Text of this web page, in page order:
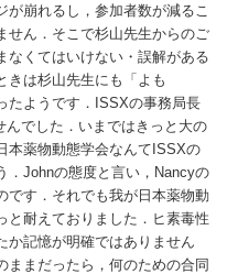
が崩れるし，参加者数が減るこ
せん．そこで杉山先生からのご
なくてはいけない・誤解がある
きは杉山先生にも「よも
たようです．ISSXの事務局長
でした．いまではきっと大の
本薬物動態学会なんてISSXの
．Johnの態度と言い，Nancyの
です．それでも我が日本薬物動
と耐えておりました．ヒ素毒性
か記憶が明確ではありません
ままだったら，何のための合同